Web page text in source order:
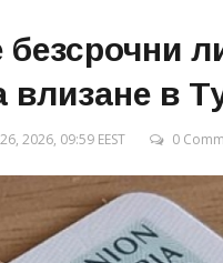
безсрочни
влизане в
2026, 09:59 EEST 0